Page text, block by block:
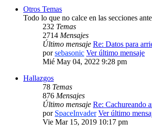
Otros Temas
Todo lo que no calce en las secciones
232 Temas
2714 Mensajes
Último mensaje Re: Datos para
porsebasonic Ver último mensaje
Mié May 04, 2022 9:28 pm
Hallazgos
78 Temas
876 Mensajes
Último mensaje Re: Cachureando
por SpaceInvader Ver último
Vie Mar 15, 2019 10:17 pm